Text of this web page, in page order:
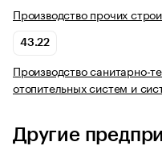
Производство прочих
43.22
Производство санитарно-
отопительных систем и
Другие